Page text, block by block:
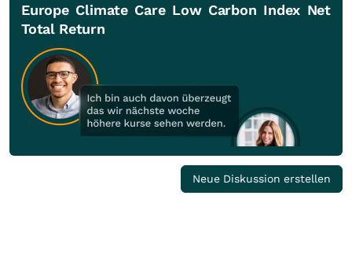
Europe Climate Care Low Carbon Index Net
Total Return
Neue Diskussion erstellen